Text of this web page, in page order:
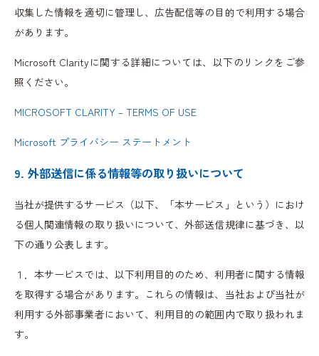
収集した情報を適切に管理し、広告配信等の目的で利用する場合
があります。
Microsoft Clarityに関する詳細については、以下のリンクをご参
照ください。
MICROSOFT CLARITY – TERMS OF USE
Microsoft プライバシー ステートメント
9. 外部送信に係る情報等の取り扱いについて
当社が提供するサービス（以下、「本サービス」という）におけ
る個人関連情報の取り扱いについて、外部送信規律に基づき、以
下の通り公表します。
１．本サービスでは、以下利用目的のため、利用者に関する情報
を取得する場合があります。これらの情報は、当社および当社が
利用する外部事業者において、利用目的の範囲内で取り扱われま
す。